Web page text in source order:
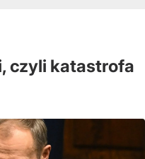
czyli katastrofa